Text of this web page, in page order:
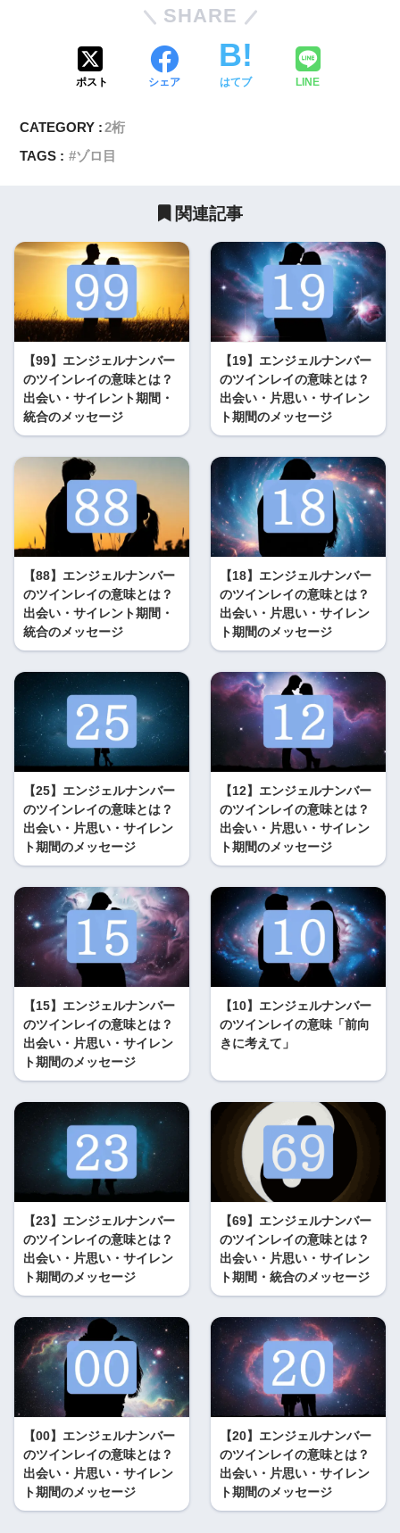
SHARE
ポスト シェア はてブ LINE
CATEGORY :2桁
TAGS :
ゾロ目
関連記事
【99】エンジェルナンバー
のツインレイの意味とは？
出会い・サイレント期間・
統合のメッセージ
【19】エンジェルナンバー
のツインレイの意味とは？
出会い・片思い・サイレン
ト期間のメッセージ
【88】エンジェルナンバー
のツインレイの意味とは？
出会い・サイレント期間・
統合のメッセージ
【18】エンジェルナンバー
のツインレイの意味とは？
出会い・片思い・サイレン
ト期間のメッセージ
【25】エンジェルナンバー
のツインレイの意味とは？
出会い・片思い・サイレン
ト期間のメッセージ
【12】エンジェルナンバー
のツインレイの意味とは？
出会い・片思い・サイレン
ト期間のメッセージ
【15】エンジェルナンバー
のツインレイの意味とは？
出会い・片思い・サイレン
ト期間のメッセージ
【10】エンジェルナンバー
のツインレイの意味「前向
きに考えて」
【23】エンジェルナンバー
のツインレイの意味とは？
出会い・片思い・サイレン
ト期間のメッセージ
【69】エンジェルナンバー
のツインレイの意味とは？
出会い・片思い・サイレン
ト期間・統合のメッセージ
【00】エンジェルナンバー
のツインレイの意味とは？
出会い・片思い・サイレン
ト期間のメッセージ
【20】エンジェルナンバー
のツインレイの意味とは？
出会い・片思い・サイレン
ト期間のメッセージ